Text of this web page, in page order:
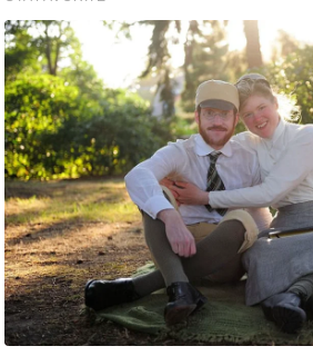
नु
स्खे
प
र्य
ट
न
स्थ
ल
फि
ट
ने